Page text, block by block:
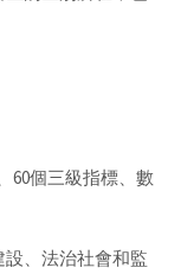
60個三級指標、數
、法治社會和監